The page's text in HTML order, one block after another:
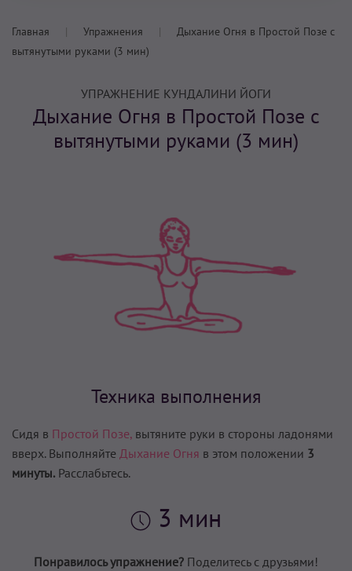
Главная Упражнения
Дыхание Огня в Простой Позе с
вытянутыми руками (3 мин)
УПРАЖНЕНИЕ КУНДАЛИНИ ЙОГИ
Дыхание Огня в Простой Позе с
вытянутыми руками (3 мин)
Техника выполнения
Сидя в Простой Позе, вытяните руки в стороны ладонями
вверх. Выполняйте Дыхание Огня в этом положении 3
минуты. Расслабьтесь.
3 мин
Понравилось упражнение? Поделитесь с друзьями!